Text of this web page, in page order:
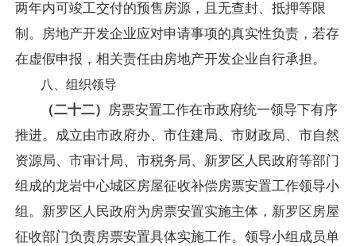
两年内可竣工交付的预售房源，且无查封、抵押等限
制。房地产开发企业应对申请事项的真实性负责，若存
在虚假申报，相关责任由房地产开发企业自行承担。
八、组织领导
（二十二）
房票安置工作在市政府统一领导下有序
推进。成立由市政府办、市住建局、市财政局、市自然
资源局、市审计局、市税务局、新罗区人民政府等部门
组成的龙岩中心城区房屋征收补偿房票安置工作领导小
组。新罗区人民政府为房票安置实施主体，新罗区房屋
征收部门负责房票安置具体实施工作。领导小组成员单